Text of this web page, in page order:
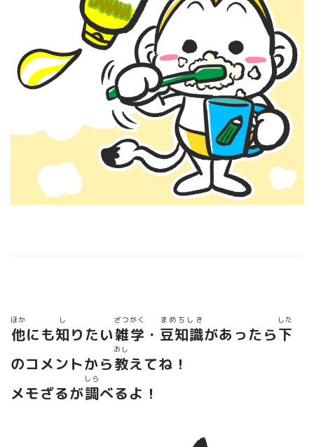
他
ほか
にも知
し
りたい雑学
ざつがく
・ 豆知識
まめちしき
があったら下
した
のコメントから教
おし
えてね！
メモざるが調
しら
べるよ！